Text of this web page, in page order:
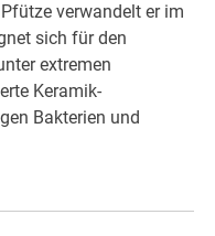
verwandelt er im
sich für den
extremen
Keramik-
Bakterien und